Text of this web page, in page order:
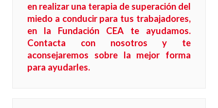
en realizar una terapia de superación del
miedo a conducir para tus trabajadores,
en la Fundación CEA te ayudamos.
Contacta con nosotros y te
aconsejaremos sobre la mejor forma
para ayudarles.